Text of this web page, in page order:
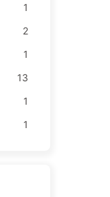
1
2
1
13
1
1